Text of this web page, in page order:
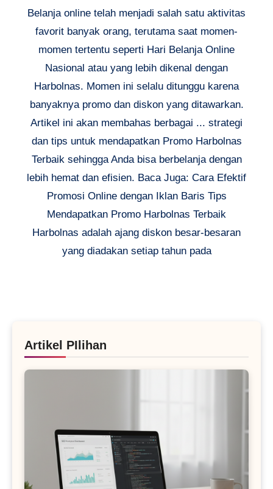
Belanja online telah menjadi salah satu aktivitas
favorit banyak orang, terutama saat momen-
momen tertentu seperti Hari Belanja Online
Nasional atau yang lebih dikenal dengan
Harbolnas. Momen ini selalu ditunggu karena
banyaknya promo dan diskon yang ditawarkan.
Artikel ini akan membahas berbagai ... strategi
dan tips untuk mendapatkan Promo Harbolnas
Terbaik sehingga Anda bisa berbelanja dengan
lebih hemat dan efisien. Baca Juga: Cara Efektif
Promosi Online dengan Iklan Baris Tips
Mendapatkan Promo Harbolnas Terbaik
Harbolnas adalah ajang diskon besar-besaran
yang diadakan setiap tahun pada
Artikel PIlihan